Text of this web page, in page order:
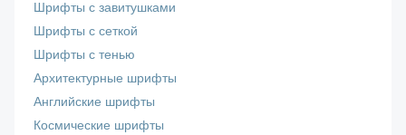
Шрифты с завитушками
Шрифты с сеткой
Шрифты с тенью
Архитектурные шрифты
Английские шрифты
Космические шрифты